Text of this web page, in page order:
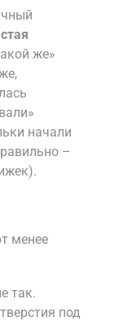
же»
начали
–
менее
так.
под